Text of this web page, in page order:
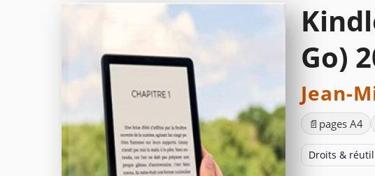
Go)
Jean-
📄 pages A4
Droits &